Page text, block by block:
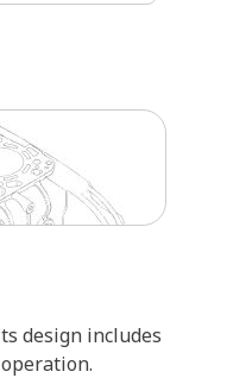
design includes